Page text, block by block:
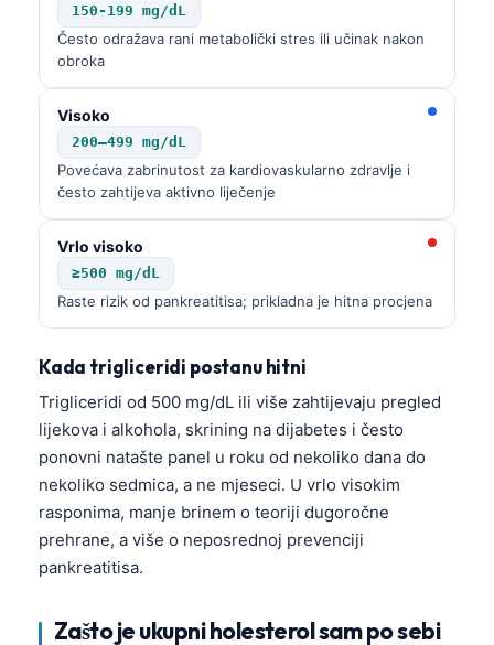
150-199 mg/dL
Često odražava rani metabolički stres ili učinak nakon
obroka
Visoko
200–499 mg/dL
Povećava zabrinutost za kardiovaskularno zdravlje i
često zahtijeva aktivno liječenje
Vrlo visoko
≥500 mg/dL
Raste rizik od pankreatitisa; prikladna je hitna procjena
Kada trigliceridi postanu hitni
Trigliceridi od 500 mg/dL ili više zahtijevaju pregled
lijekova i alkohola, skrining na dijabetes i često
ponovni natašte panel u roku od nekoliko dana do
nekoliko sedmica, a ne mjeseci. U vrlo visokim
rasponima, manje brinem o teoriji dugoročne
prehrane, a više o neposrednoj prevenciji
pankreatitisa.
Zašto je ukupni holesterol sam po sebi